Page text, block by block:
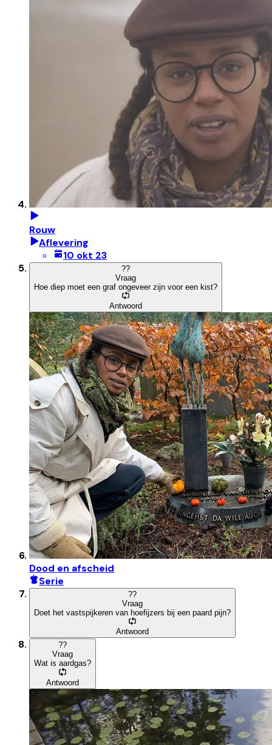
Rouw
Aflevering
10 okt 23
??
Vraag
Hoe diep moet een graf ongeveer zijn voor een kist?
Antwoord
Dood en afscheid
Serie
??
Vraag
Doet het vastspijkeren van hoefijzers bij een paard pijn?
Antwoord
??
Vraag
Wat is aardgas?
Antwoord